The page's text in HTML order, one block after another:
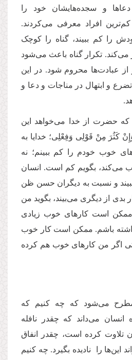
و سجده‌هایشان خود را
افراد معرفی می‌کردند.
را کم ببیند، گناه را کوچک
می‌کند. تکرار گناه باعث می‌شود
از عبادت‌ها محروم شود. در این
و ابتهال در مناجات و دعا و
که حضرت از خدا می‌خواهد این
كَثُرَ مِنْ قَوْلِی وَفِعْلِی؛ خدایا به
خوب خودم را کم ببینم؛ نه
می‌کند، بگویم کم است. انسان
ببیند و نسبت به دیگران حسن ظن
بدی از دیگری می‌بیند، بگوید من
ممکن است کارهای خوب زیادی
باشم. ممکن است کار خوب
اگر من کارهای خوب هم کرده
می‌شود که چه کنیم که
انسان می‌داند که چقدر نافله
تلاوت کرده است، چقدر انفاق
این‌ها را نادیده بگیرد. چه کنیم